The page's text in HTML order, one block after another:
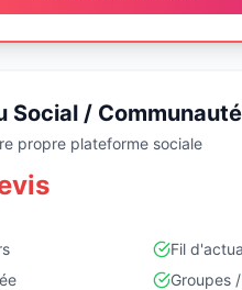
Social / Communauté
propre plateforme sociale
Fil
Groupes